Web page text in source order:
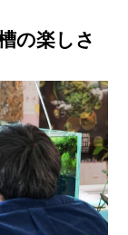
の楽しさ